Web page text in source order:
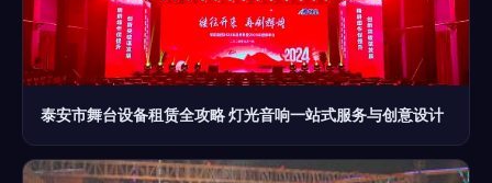
泰安市舞台设备租赁全攻略 灯光音响一站式服务与创意设计